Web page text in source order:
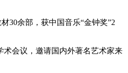
30余部，获中国音乐“金钟奖”2
术会议，邀请国内外著名艺术家来